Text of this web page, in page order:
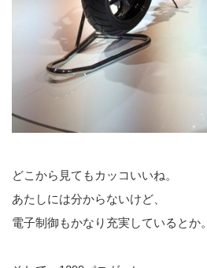
どこから見てもカッコいいね。
あたしには分からないけど、
電子制御もかなり充実しているとか。